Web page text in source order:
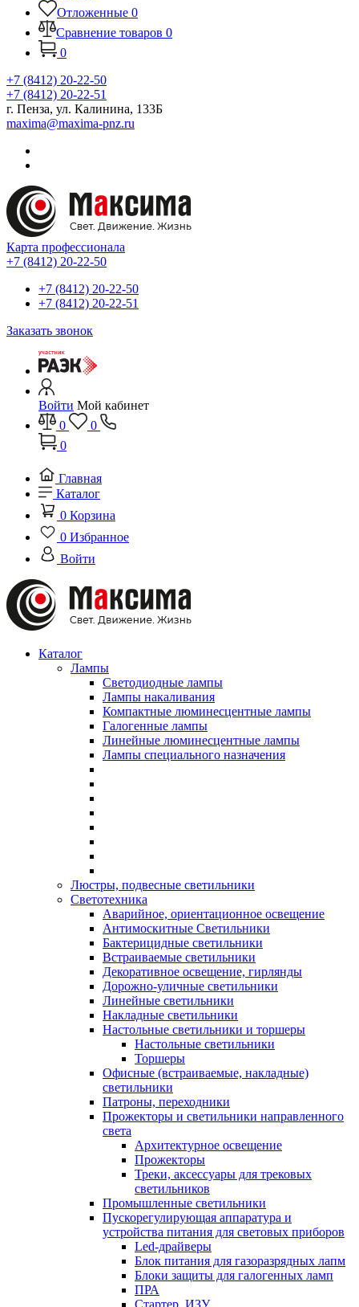
Отложенные 0
Сравнение товаров 0
0
+7 (8412) 20-22-50
+7 (8412) 20-22-51
г. Пенза, ул. Калинина, 133Б
maxima@maxima-pnz.ru
Карта профессионала
+7 (8412) 20-22-50
+7 (8412) 20-22-50
+7 (8412) 20-22-51
Заказать звонок
Войти Мой кабинет
0
0
0
Главная
Каталог
0 Корзина
0 Избранное
Войти
Каталог
Лампы
Светодиодные лампы
Лампы накаливания
Компактные люминесцентные лампы
Галогенные лампы
Линейные люминесцентные лампы
Лампы специального назначения
Люстры, подвесные светильники
Светотехника
Аварийное, ориентационное освещение
Антимоскитные Светильники
Бактерицидные светильники
Встраиваемые светильники
Декоративное освещение, гирлянды
Дорожно-уличные светильники
Линейные светильники
Накладные светильники
Настольные светильники и торшеры
Настольные светильники
Торшеры
Офисные (встраиваемые, накладные)
светильники
Патроны, переходники
Прожекторы и светильники направленного
света
Архитектурное освещение
Прожекторы
Треки, аксессуары для трековых
светильников
Промышленные светильники
Пускорегулирующая аппаратура и
устройства питания для световых приборов
Led-драйверы
Блок питания для газоразрядных лапм
Блоки защиты для галогенных ламп
ПРА
Стартер, ИЗУ